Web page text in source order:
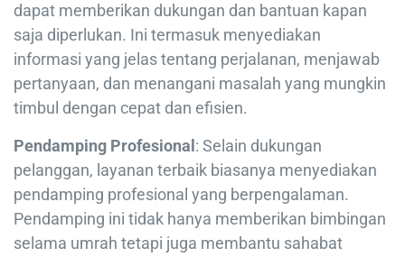
dapat memberikan dukungan dan bantuan kapan
saja diperlukan. Ini termasuk menyediakan
informasi yang jelas tentang perjalanan, menjawab
pertanyaan, dan menangani masalah yang mungkin
timbul dengan cepat dan efisien.
Pendamping Profesional : Selain dukungan
pelanggan, layanan terbaik biasanya menyediakan
pendamping profesional yang berpengalaman.
Pendamping ini tidak hanya memberikan bimbingan
selama umrah tetapi juga membantu sahabat